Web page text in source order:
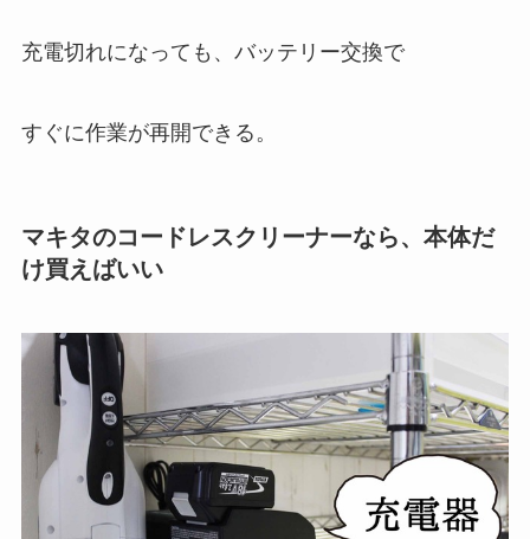
充電切れになっても、バッテリー交換で
すぐに作業が再開できる。
マキタのコードレスクリーナーなら、本体だ
け買えばいい